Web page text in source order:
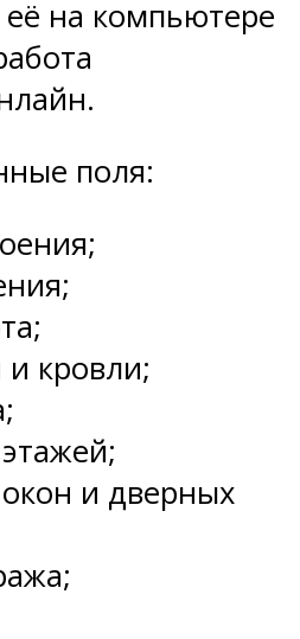
её на компьютере
поля:
и кровли;
и дверных